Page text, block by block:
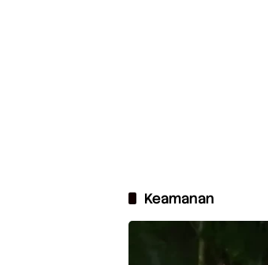
Keamanan